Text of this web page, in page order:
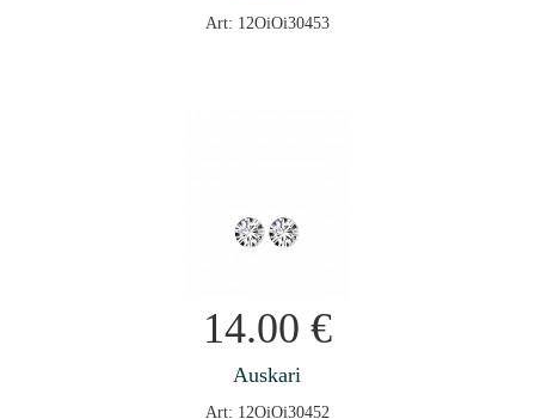
Art: 12OiOi30453
14.00 €
Auskari
Art: 12OiOi30452